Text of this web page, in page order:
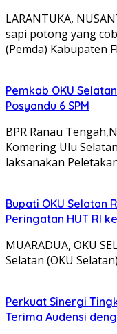
LARANTUKA,
sapi potong yang
(Pemda) Kabupaten
Pemkab OKU
Posyandu 6 SPM
BPR Ranau
Komering Ulu
laksanakan
Bupati OKU Selatan
Peringatan HUT RI
MUARADUA, OKU
Selatan (OKU
Perkuat Sinergi
Terima Audensi